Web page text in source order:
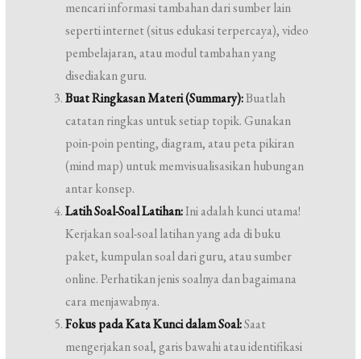
mencari informasi tambahan dari sumber lain
seperti internet (situs edukasi terpercaya), video
pembelajaran, atau modul tambahan yang
disediakan guru.
Buat Ringkasan Materi (Summary):Buatlah
catatan ringkas untuk setiap topik. Gunakan
poin-poin penting, diagram, atau peta pikiran
(mind map) untuk memvisualisasikan hubungan
antar konsep.
Latih Soal-Soal Latihan:Ini adalah kunci utama!
Kerjakan soal-soal latihan yang ada di buku
paket, kumpulan soal dari guru, atau sumber
online. Perhatikan jenis soalnya dan bagaimana
cara menjawabnya.
Fokus pada Kata Kunci dalam Soal:Saat
mengerjakan soal, garis bawahi atau identifikasi